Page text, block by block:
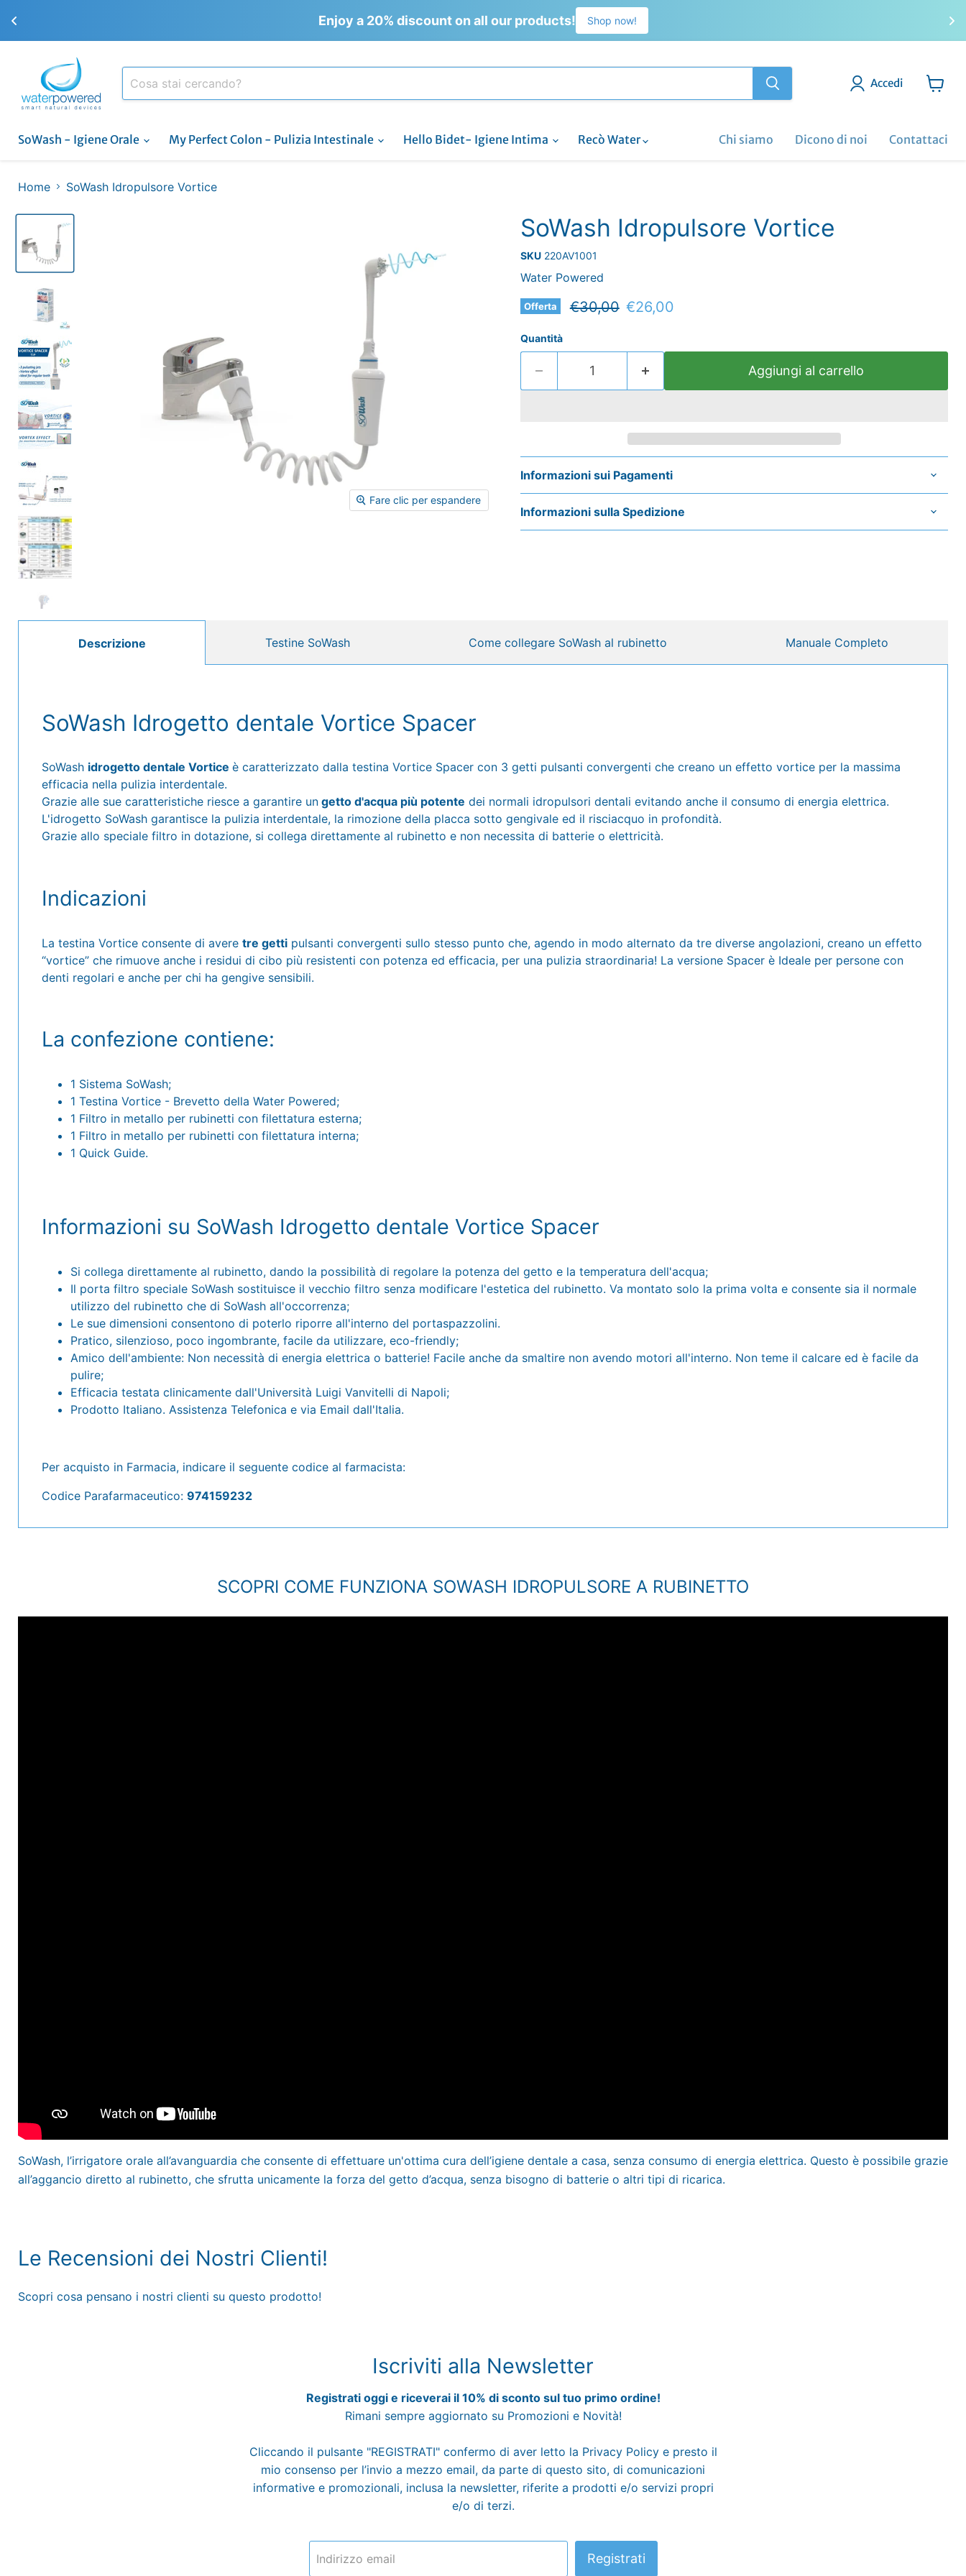
Enjoy a 20% discount on all our products! Shop now!
Accedi
SoWash - Igiene Orale
My Perfect Colon - Pulizia Intestinale Hello Bidet- Igiene Intima Recò Water Chi siamo Dicono di noi Contattaci
Home SoWash Idropulsore Vortice
Fare clic per espandere
SoWash Idropulsore Vortice
SKU 220AV1001
Water Powered
Offerta Prezzo originale
€30,00 Prezzo attuale
€26,00
Quantità
Aggiungi al carrello
Informazioni sui Pagamenti
Informazioni sulla Spedizione
Descrizione
SoWash Idrogetto dentale Vortice Spacer
SoWash idrogetto dentale Vortice è caratterizzato dalla testina Vortice Spacer con 3 getti pulsanti convergenti che creano un effetto vortice per la massima
efficacia nella pulizia interdentale.
Grazie alle sue caratteristiche riesce a garantire un getto d'acqua più potente dei normali idropulsori dentali evitando anche il consumo di energia elettrica.
L'idrogetto SoWash garantisce la pulizia interdentale, la rimozione della placca sotto gengivale ed il risciacquo in profondità.
Grazie allo speciale filtro in dotazione, si collega direttamente al rubinetto e non necessita di batterie o elettricità.
Indicazioni
La testina Vortice consente di avere tre getti pulsanti convergenti sullo stesso punto che, agendo in modo alternato da tre diverse angolazioni, creano un effetto
“vortice” che rimuove anche i residui di cibo più resistenti con potenza ed efficacia, per una pulizia straordinaria! La versione Spacer è Ideale per persone con
denti regolari e anche per chi ha gengive sensibili.
La confezione contiene:
1 Sistema SoWash;
1 Testina Vortice - Brevetto della Water Powered;
1 Filtro in metallo per rubinetti con filettatura esterna;
1 Filtro in metallo per rubinetti con filettatura interna;
1 Quick Guide.
Informazioni su SoWash Idrogetto dentale Vortice Spacer
Si collega direttamente al rubinetto, dando la possibilità di regolare la potenza del getto e la temperatura dell'acqua;
Il porta filtro speciale SoWash sostituisce il vecchio filtro senza modificare l'estetica del rubinetto. Va montato solo la prima volta e consente sia il normale
utilizzo del rubinetto che di SoWash all'occorrenza;
Le sue dimensioni consentono di poterlo riporre all'interno del portaspazzolini.
Pratico, silenzioso, poco ingombrante, facile da utilizzare, eco-friendly;
Amico dell'ambiente: Non necessità di energia elettrica o batterie! Facile anche da smaltire non avendo motori all'interno. Non teme il calcare ed è facile da
pulire;
Efficacia testata clinicamente dall'Università Luigi Vanvitelli di Napoli;
Prodotto Italiano. Assistenza Telefonica e via Email dall'Italia.
Per acquisto in Farmacia, indicare il seguente codice al farmacista:
Codice Parafarmaceutico: 974159232
Testine SoWash Come collegare SoWash al rubinetto Manuale Completo
SCOPRI COME FUNZIONA SOWASH IDROPULSORE A RUBINETTO
SoWash, l’irrigatore orale all’avanguardia che consente di effettuare un'ottima cura dell’igiene dentale a casa, senza consumo di energia elettrica. Questo è possibile grazie
all’aggancio diretto al rubinetto, che sfrutta unicamente la forza del getto d’acqua, senza bisogno di batterie o altri tipi di ricarica.
Le Recensioni dei Nostri Clienti!
Scopri cosa pensano i nostri clienti su questo prodotto!
Iscriviti alla Newsletter
Registrati oggi e riceverai il 10% di sconto sul tuo primo ordine!
Rimani sempre aggiornato su Promozioni e Novità!
Cliccando il pulsante "REGISTRATI" confermo di aver letto la Privacy Policy e presto il
mio consenso per l’invio a mezzo email, da parte di questo sito, di comunicazioni
informative e promozionali, inclusa la newsletter, riferite a prodotti e/o servizi propri
e/o di terzi.
Indirizzo email Registrati